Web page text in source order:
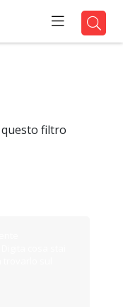
filtro